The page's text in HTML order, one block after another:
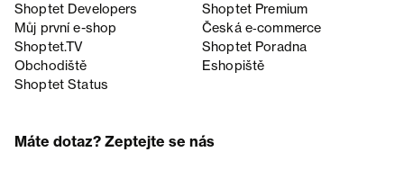
Shoptet Developers
Shoptet Premium
Můj první e-shop
Česká e‑commerce
Shoptet.TV
Shoptet Poradna
Obchodiště
Eshopiště
Shoptet Status
Máte dotaz? Zeptejte se nás